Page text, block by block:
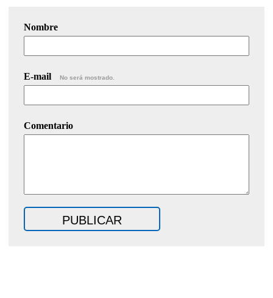
Nombre
E-mail No será mostrado.
Comentario